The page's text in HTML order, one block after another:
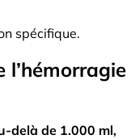
spécifique.
l’hémorragie
delà de 1.000 ml,